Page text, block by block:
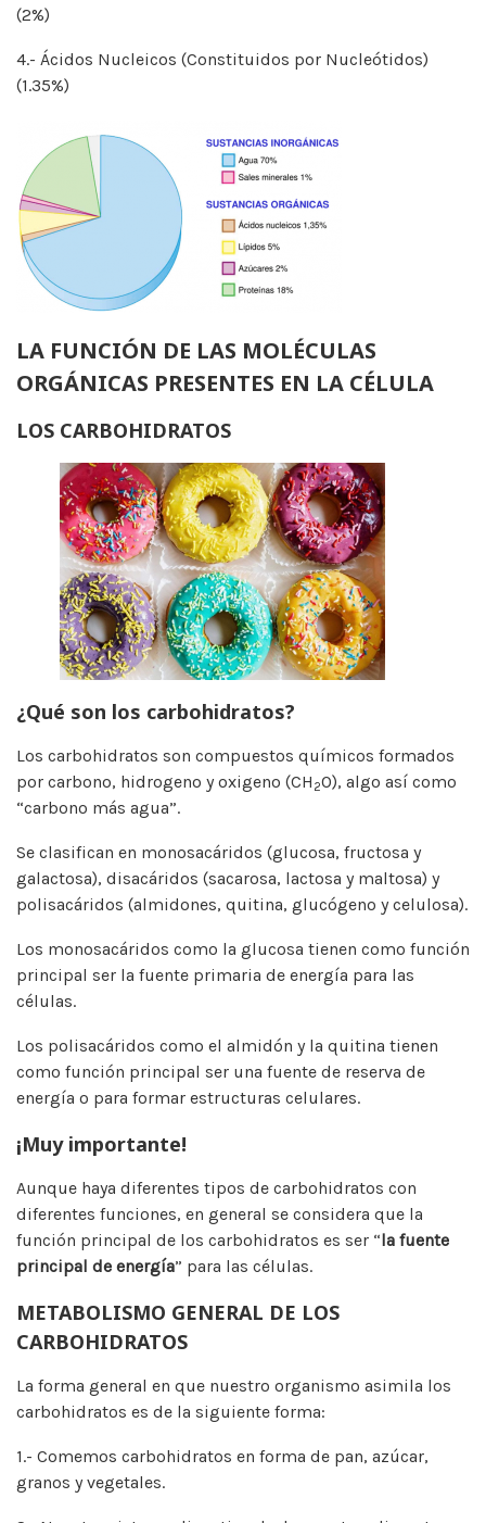
(2%)
4.- Ácidos Nucleicos (Constituidos por Nucleótidos)
(1.35%)
LA FUNCIÓN DE LAS MOLÉCULAS
ORGÁNICAS PRESENTES EN LA CÉLULA
LOS CARBOHIDRATOS
¿Qué son los carbohidratos?
Los carbohidratos son compuestos químicos formados
por carbono, hidrogeno y oxigeno (CH 2O), algo así como
“carbono más agua”.
Se clasifican en monosacáridos (glucosa, fructosa y
galactosa), disacáridos (sacarosa, lactosa y maltosa) y
polisacáridos (almidones, quitina, glucógeno y celulosa).
Los monosacáridos como la glucosa tienen como función
principal ser la fuente primaria de energía para las
células.
Los polisacáridos como el almidón y la quitina tienen
como función principal ser una fuente de reserva de
energía o para formar estructuras celulares.
¡Muy importante!
Aunque haya diferentes tipos de carbohidratos con
diferentes funciones, en general se considera que la
función principal de los carbohidratos es ser “la fuente
principal de energía” para las células.
METABOLISMO GENERAL DE LOS
CARBOHIDRATOS
La forma general en que nuestro organismo asimila los
carbohidratos es de la siguiente forma:
1.- Comemos carbohidratos en forma de pan, azúcar,
granos y vegetales.